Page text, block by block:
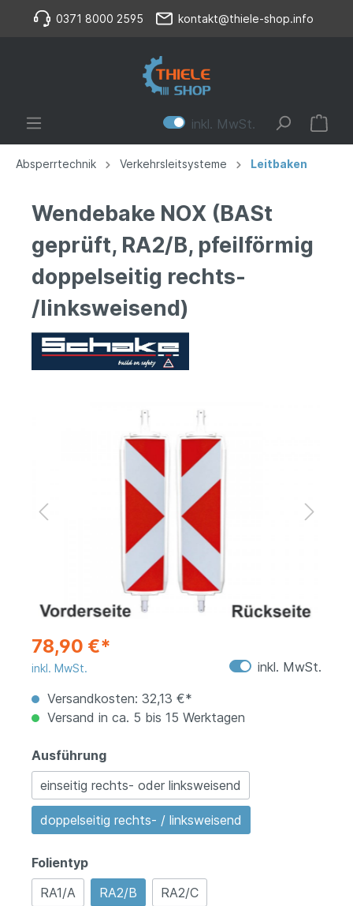
0371 8000 2595 kontakt@thiele-shop.info
inkl. MwSt.
Absperrtechnik Verkehrsleitsysteme Leitbaken
Wendebake NOX (BASt
geprüft, RA2/B, pfeilförmig
doppelseitig rechts-
/linksweisend)
78,90 €*
inkl. MwSt.
inkl. MwSt.
Versandkosten: 32,13 €*
Versand in ca. 5 bis 15 Werktagen
Ausführung
einseitig rechts- oder linksweisend
doppelseitig rechts- / linksweisend
Folientyp
RA1/A
RA2/B RA2/C